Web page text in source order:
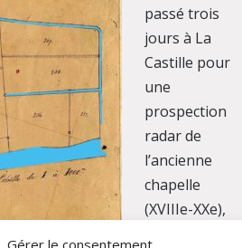
Gérer le consentement
passé trois
jours à La
Castille pour
une
prospection
radar de
l’ancienne
chapelle
(XVIIIe-XXe),